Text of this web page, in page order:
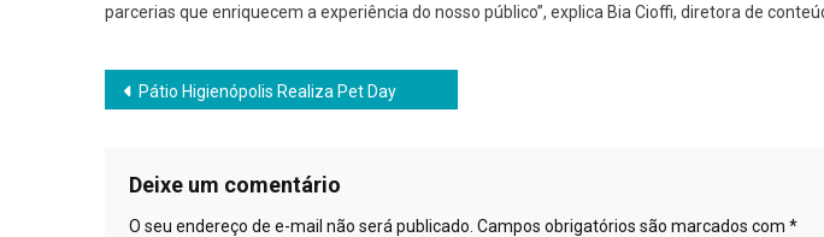
parcerias que enriquecem a experiência do nosso público”, explica Bia Cioffi, diretora de
Navegação
Post
Pátio Higienópolis Realiza Pet Day
Deixe um comentário
O seu endereço de e-mail não será publicado. Campos obrigatórios são marcados com *